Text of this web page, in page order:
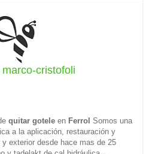
cristofoli
quitar gotele en Ferrol Somos una
a la aplicación, restauración y
exterior desde hace mas de 25